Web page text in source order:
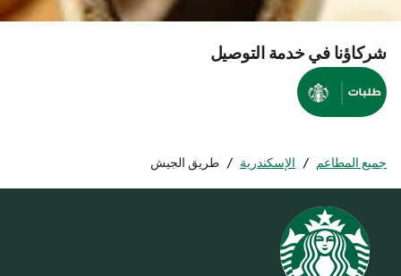
شركاؤنا في خدمة التوصيل
جميع المطاعم / الإسكندرية / طريق الجيش